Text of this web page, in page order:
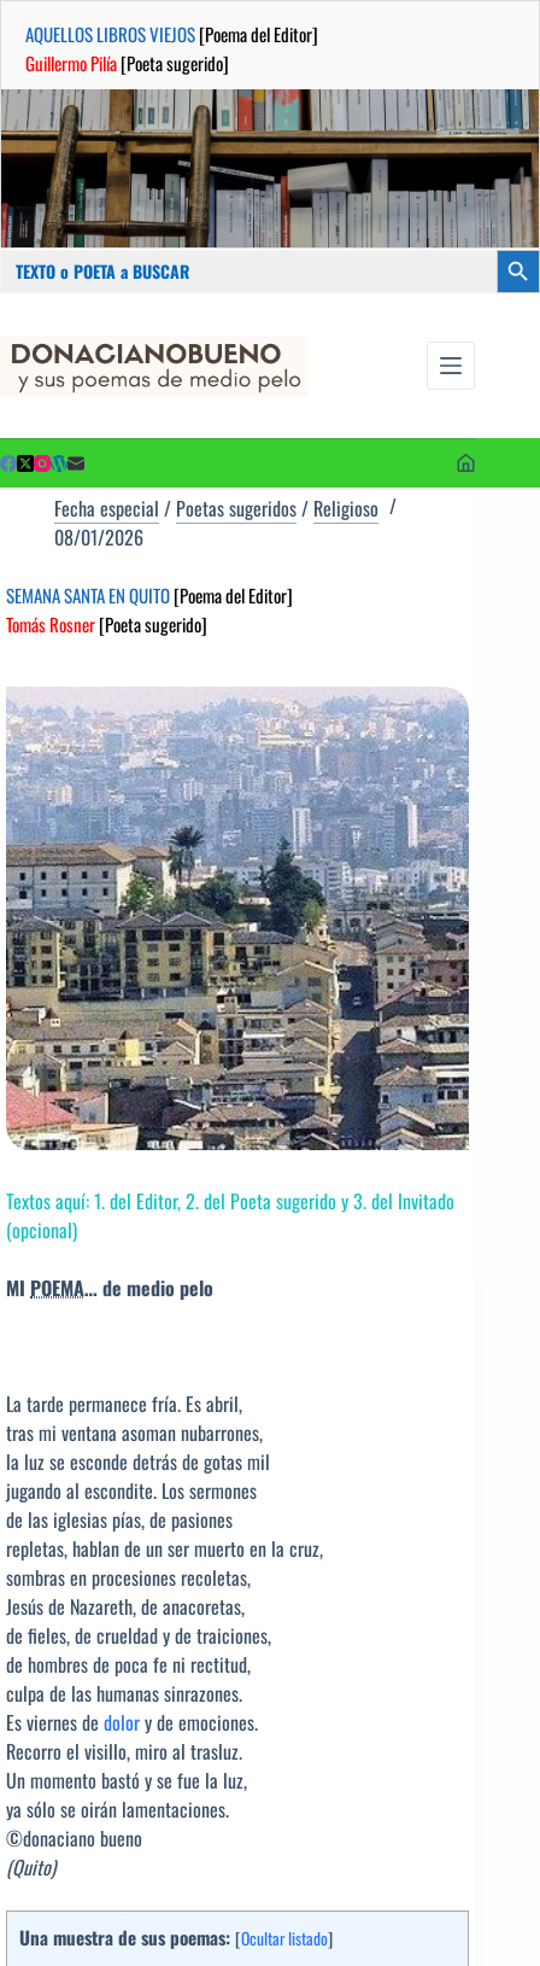
AQUELLOS LIBROS VIEJOS[Poema del Editor]
Guillermo Pilía[Poeta sugerido]
Buscar:
contenido
Fecha especial / Poetas sugeridos/ Religioso
08/01/2026
SEMANA SANTA EN QUITO[Poema del Editor]
Tomás Rosner[Poeta sugerido]
Textos aquí: 1. del Editor, 2. del Poeta sugerido y 3. del Invitado
(opcional)
MI POEMA… de medio pelo
La tarde permanece fría. Es abril,
tras mi ventana asoman nubarrones,
la luz se esconde detrás de gotas mil
jugando al escondite. Los sermones
de las iglesias pías, de pasiones
repletas, hablan de un ser muerto en la cruz,
sombras en procesiones recoletas,
Jesús de Nazareth, de anacoretas,
de fieles, de crueldad y de traiciones,
de hombres de poca fe ni rectitud,
culpa de las humanas sinrazones.
Es viernes de dolory de emociones.
Recorro el visillo, miro al trasluz.
Un momento bastó y se fue la luz,
ya sólo se oirán lamentaciones.
©donaciano bueno
(Quito)
Una muestra de sus poemas: [Ocultar listado]